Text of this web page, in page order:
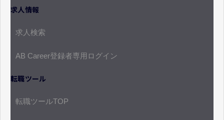
求人情報
求人検索
AB Career登録者専用ログイン
転職ツール
転職ツールTOP